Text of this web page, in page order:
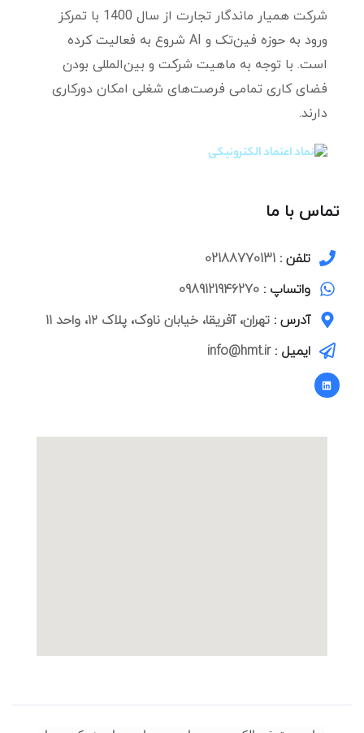
شرکت همیار ماندگار تجارت از سال 1400 با تمرکز
ورود به حوزه فین‌تک و AI شروع به فعالیت کرده
است. با توجه به ماهیت شرکت و بین‌المللی بودن
فضای کاری تمامی فرصت‌های شغلی امکان دورکاری
دارند.
تماس با ما
تلفن :
واتساپ :
آدرس : تهران، آفریقا، خیابان ناوک، پلاک ۱۲، واحد ۱۱
ایمیل :info@hmt.ir